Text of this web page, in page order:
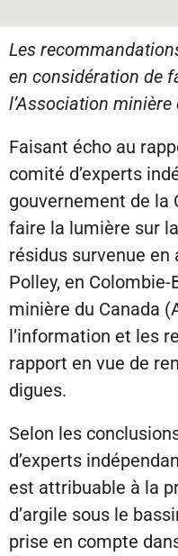
Les
en considération de
l’Association
Faisant écho au
comité d’experts
gouvernement de la
faire la lumière sur
résidus survenue
Polley, en Colombie-
minière du Canada
l’information et les
rapport en vue de
digues.
Selon les
d’experts
est attribuable à la
d’argile sous le
prise en compte